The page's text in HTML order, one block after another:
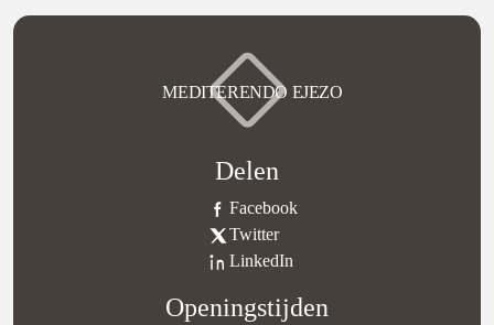
MEDITERENDO EJEZO
Delen
Facebook
Twitter
LinkedIn
Openingstijden